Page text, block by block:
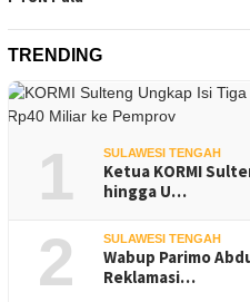
TRENDING
1 SULAWESI TENGAH
Ketua KORMI
hingga U…
2 SULAWESI TENGAH
Wabup Parimo
Reklamasi…